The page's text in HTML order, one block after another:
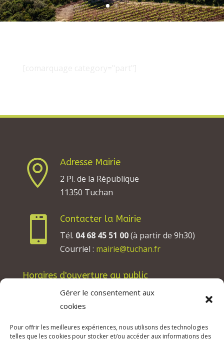
Gérer le consentement aux
cookies
Pour offrir les meilleures expériences, nous utilisons des technologies
telles que les cookies pour stocker et/ou accéder aux informations des

Adresse Mairie
2 Pl. de la République
11350 Tuchan

Contacter la Mairie
Tél. 04 68 45 51 00(à partir de 9h30)
Courriel : mairie@tuchan.fr
Horaires d'ouverture au public
Les lundis, mardis et jeudis : de 8h à 12h et de
13h30 à 17h30.
Les vendredis : de 8h à 12h.